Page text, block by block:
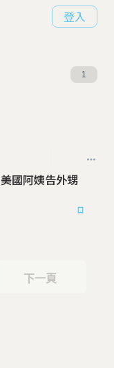
登入
1
熱情飛撲撞斷手 美國阿姨告外甥
下一頁
下一頁